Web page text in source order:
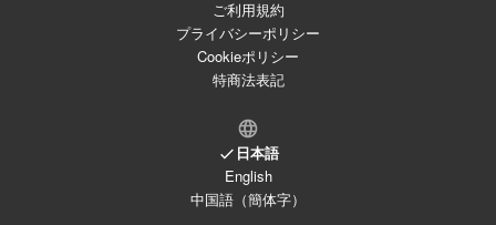
ご利用規約
プライバシーポリシー
Cookieポリシー
特商法表記
日本語
English
中国語（簡体字）